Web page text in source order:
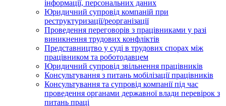
інформації, персональних даних
Юридичний супровід компаній при
реструктуризації/реорганізації
Проведення переговорів з працівниками у разі
виникнення трудових конфліктів
Представництво у суді в трудових спорах між
працівником та роботодавцем
Юридичний супровід звільнення працівників
Консультування з питань мобілізації працівників
Консультування та супровід компанії під час
проведення органами державної влади перевірок з
питань праці